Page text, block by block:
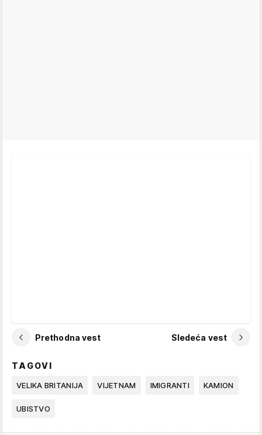
Prethodna vest Sledeća vest
TAGOVI
VELIKA BRITANIJA VIJETNAM IMIGRANTI KAMION
UBISTVO